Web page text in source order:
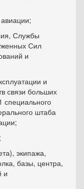
Службы
Сил
и
и
связи больших
специального
штаба
экипажа,
базы, центра,
и